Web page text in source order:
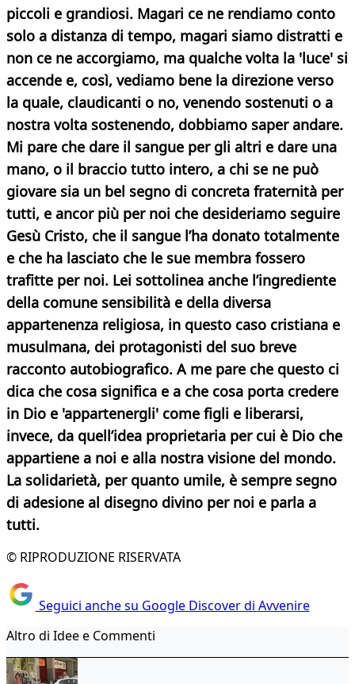
piccoli e grandiosi. Magari ce ne rendiamo conto
solo a distanza di tempo, magari siamo distratti e
non ce ne accorgiamo, ma qualche volta la 'luce' si
accende e, così, vediamo bene la direzione verso
la quale, claudicanti o no, venendo sostenuti o a
nostra volta sostenendo, dobbiamo saper andare.
Mi pare che dare il sangue per gli altri e dare una
mano, o il braccio tutto intero, a chi se ne può
giovare sia un bel segno di concreta fraternità per
tutti, e ancor più per noi che desideriamo seguire
Gesù Cristo, che il sangue l’ha donato totalmente
e che ha lasciato che le sue membra fossero
trafitte per noi. Lei sottolinea anche l’ingrediente
della comune sensibilità e della diversa
appartenenza religiosa, in questo caso cristiana e
musulmana, dei protagonisti del suo breve
racconto autobiografico. A me pare che questo ci
dica che cosa significa e a che cosa porta credere
in Dio e 'appartenergli' come figli e liberarsi,
invece, da quell’idea proprietaria per cui è Dio che
appartiene a noi e alla nostra visione del mondo.
La solidarietà, per quanto umile, è sempre segno
di adesione al disegno divino per noi e parla a
tutti.
© RIPRODUZIONE RISERVATA
Seguici anche su Google Discover di Avvenire
Altro di Idee e Commenti